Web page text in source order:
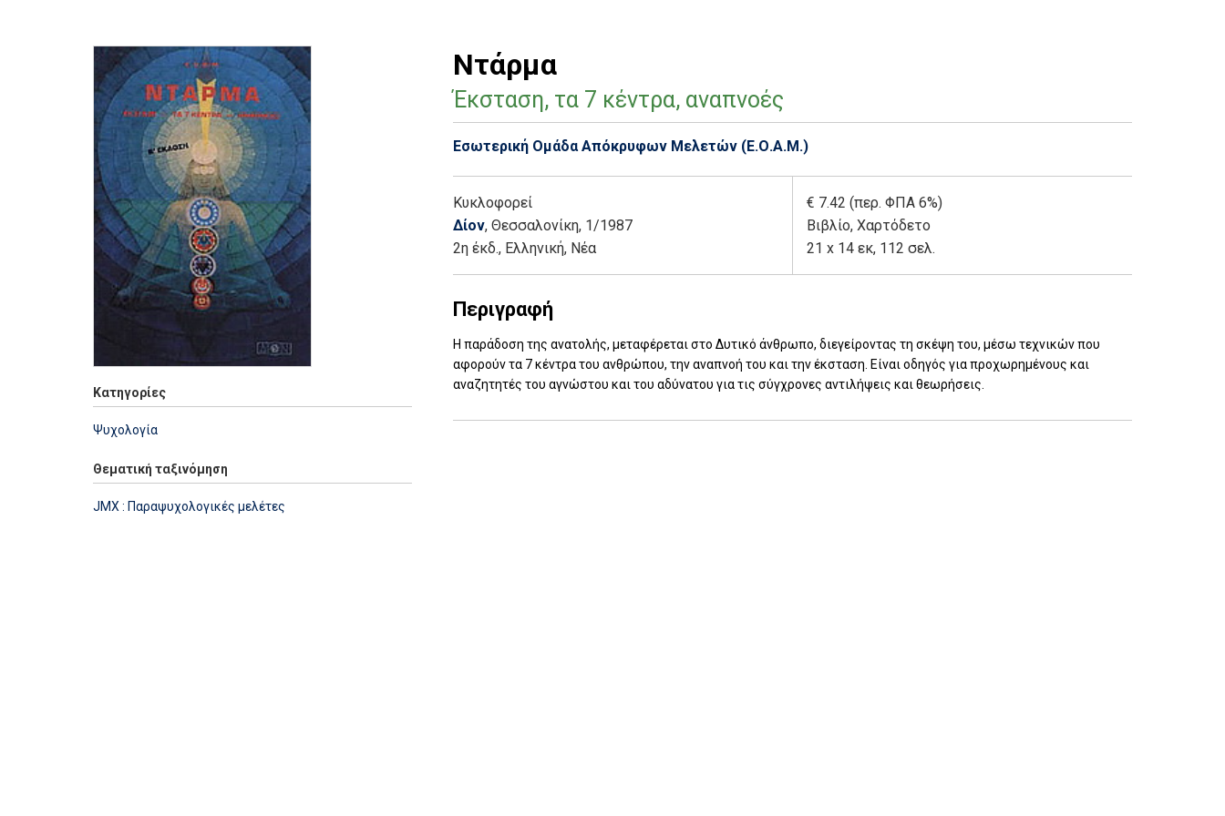
Κατηγορίες
Ψυχολογία
Θεματική ταξινόμηση
JMX : Παραψυχολογικές μελέτες
Ντάρμα
Έκσταση, τα 7 κέντρα, αναπνοές
Εσωτερική Ομάδα Απόκρυφων Μελετών (Ε.Ο.Α.Μ.)
Κυκλοφορεί
Δίον, Θεσσαλονίκη, 1/1987
2η έκδ., Ελληνική, Νέα
€ 7.42 (περ. ΦΠΑ 6%)
Βιβλίο, Χαρτόδετο
21 x 14 εκ, 112 σελ.
Περιγραφή
Η παράδοση της ανατολής, μεταφέρεται στο Δυτικό άνθρωπο, διεγείροντας τη σκέψη του, μέσω τεχνικών που
αφορούν τα 7 κέντρα του ανθρώπου, την αναπνοή του και την έκσταση. Είναι οδηγός για προχωρημένους και
αναζητητές του αγνώστου και του αδύνατου για τις σύγχρονες αντιλήψεις και θεωρήσεις.